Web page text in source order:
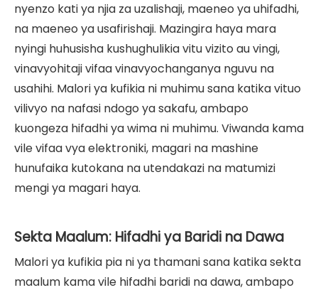
nyenzo kati ya njia za uzalishaji, maeneo ya uhifadhi,
na maeneo ya usafirishaji. Mazingira haya mara
nyingi huhusisha kushughulikia vitu vizito au vingi,
vinavyohitaji vifaa vinavyochanganya nguvu na
usahihi. Malori ya kufikia ni muhimu sana katika vituo
vilivyo na nafasi ndogo ya sakafu, ambapo
kuongeza hifadhi ya wima ni muhimu. Viwanda kama
vile vifaa vya elektroniki, magari na mashine
hunufaika kutokana na utendakazi na matumizi
mengi ya magari haya.
Sekta Maalum: Hifadhi ya Baridi na Dawa
Malori ya kufikia pia ni ya thamani sana katika sekta
maalum kama vile hifadhi baridi na dawa, ambapo